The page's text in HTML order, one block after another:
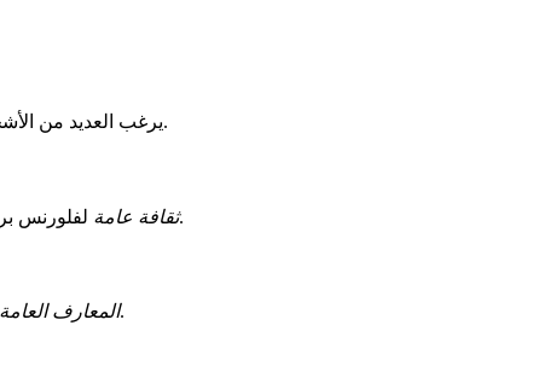
يرغب العديد منالموصى بها، والتي تحظى بشعبية كبيرة وأساسية.
ثقافة عامةلفلورنس براونشتاين مثالي لفهم 4000 عام من التاريخ الثقافي. هذا العمل، الغني بالرسوم التوضيحية، يشرح الاتجاهات الفنية والفكرية الكبرى في تراثنا.
المعارف العامة. يغطي العديد من المواضيع ويقدم اختبارًا مكونًا من 100 سؤال لاختبار معرفتك.